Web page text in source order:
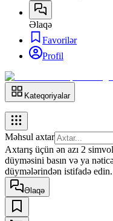
Əlaqə
Favorilər
Profil
Kateqoriyalar
Məhsul axtar
Axtarış üçün ən azı 2
düyməsini basın və ya
düymələrindən istifadə edin.
Əlaqə